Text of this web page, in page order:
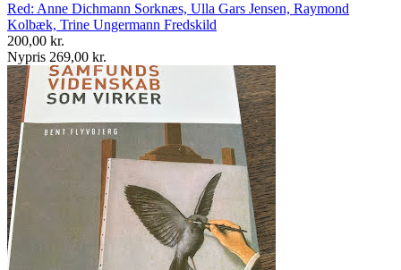
Red: Anne Dichmann Sorknæs, Ulla Gars Jensen, Raymond
Kolbæk, Trine Ungermann Fredskild
200,00 kr.
Nypris 269,00 kr.